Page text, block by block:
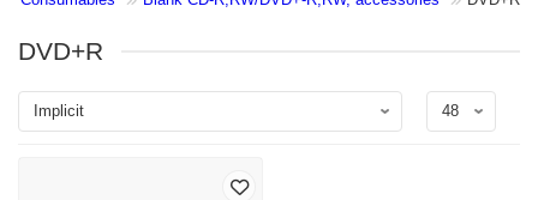
DVD+R